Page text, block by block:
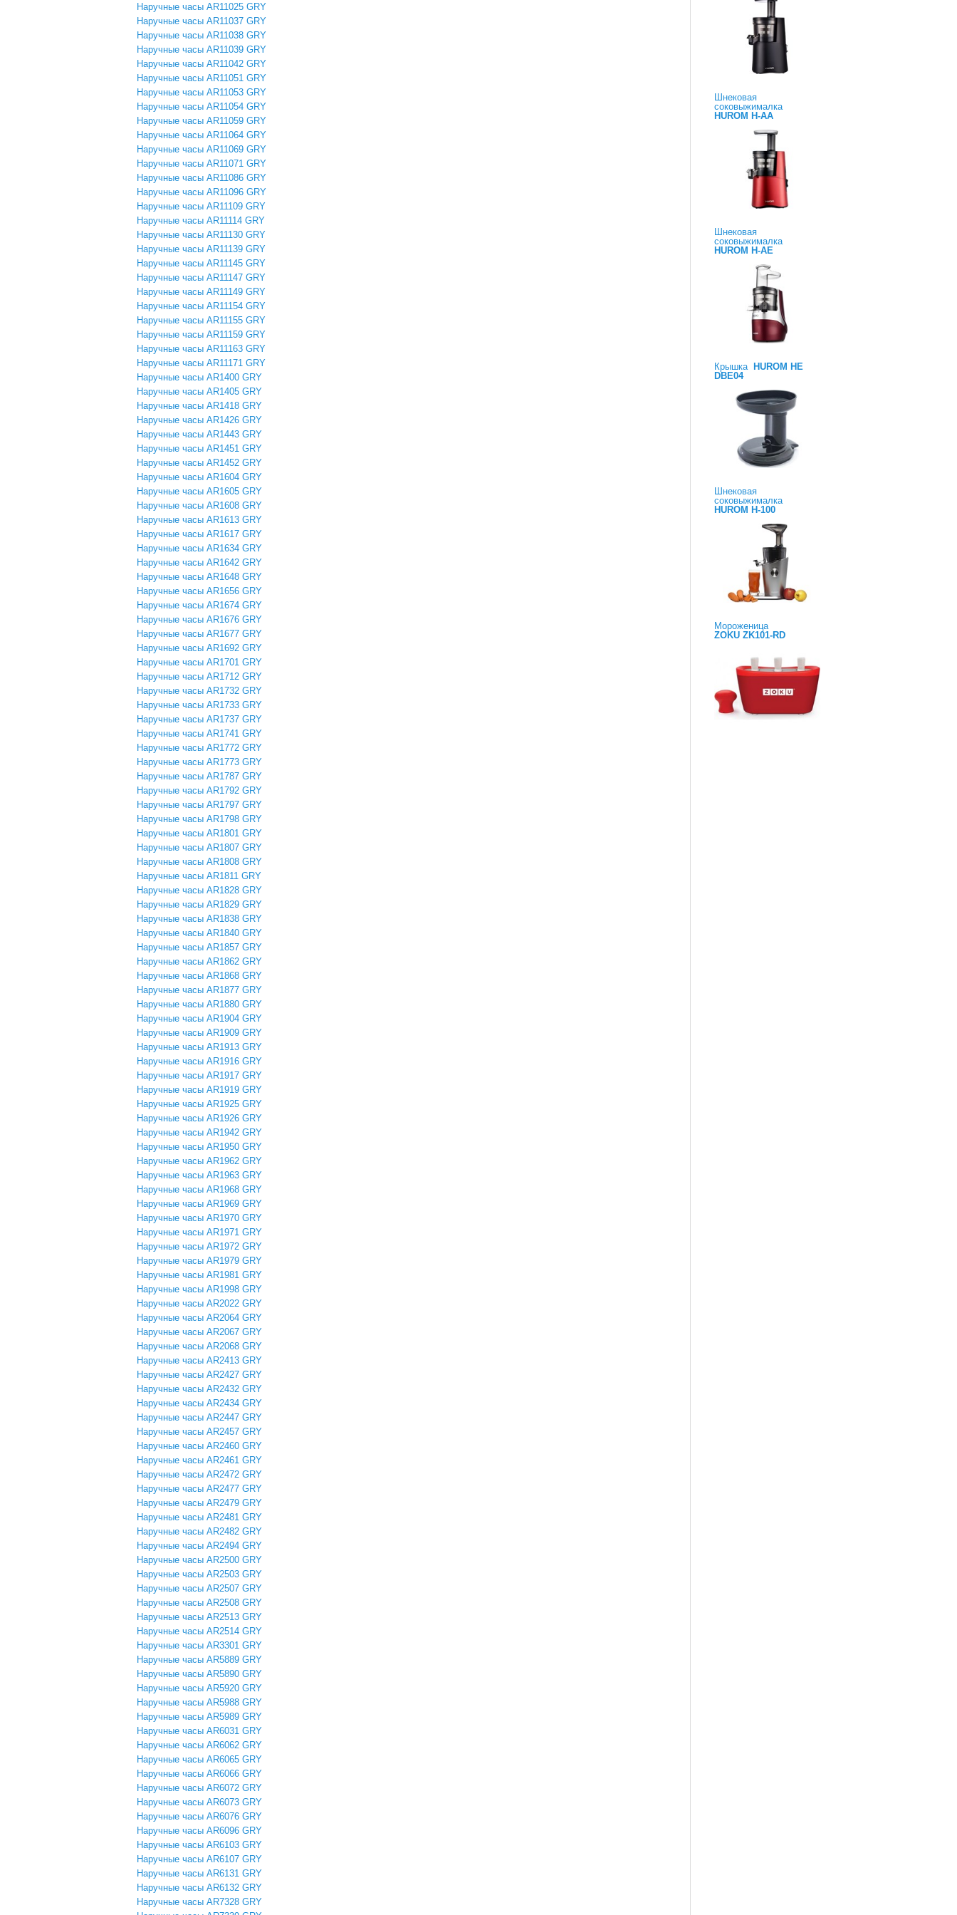
Наручные часы AR11025 GRY
Наручные часы AR11037 GRY
Наручные часы AR11038 GRY
Наручные часы AR11039 GRY
Наручные часы AR11042 GRY
Наручные часы AR11051 GRY
Наручные часы AR11053 GRY
Наручные часы AR11054 GRY
Наручные часы AR11059 GRY
Наручные часы AR11064 GRY
Наручные часы AR11069 GRY
Наручные часы AR11071 GRY
Наручные часы AR11086 GRY
Наручные часы AR11096 GRY
Наручные часы AR11109 GRY
Наручные часы AR11114 GRY
Наручные часы AR11130 GRY
Наручные часы AR11139 GRY
Наручные часы AR11145 GRY
Наручные часы AR11147 GRY
Наручные часы AR11149 GRY
Наручные часы AR11154 GRY
Наручные часы AR11155 GRY
Наручные часы AR11159 GRY
Наручные часы AR11163 GRY
Наручные часы AR11171 GRY
Наручные часы AR1400 GRY
Наручные часы AR1405 GRY
Наручные часы AR1418 GRY
Наручные часы AR1426 GRY
Наручные часы AR1443 GRY
Наручные часы AR1451 GRY
Наручные часы AR1452 GRY
Наручные часы AR1604 GRY
Наручные часы AR1605 GRY
Наручные часы AR1608 GRY
Наручные часы AR1613 GRY
Наручные часы AR1617 GRY
Наручные часы AR1634 GRY
Наручные часы AR1642 GRY
Наручные часы AR1648 GRY
Наручные часы AR1656 GRY
Наручные часы AR1674 GRY
Наручные часы AR1676 GRY
Наручные часы AR1677 GRY
Наручные часы AR1692 GRY
Наручные часы AR1701 GRY
Наручные часы AR1712 GRY
Наручные часы AR1732 GRY
Наручные часы AR1733 GRY
Наручные часы AR1737 GRY
Наручные часы AR1741 GRY
Наручные часы AR1772 GRY
Наручные часы AR1773 GRY
Наручные часы AR1787 GRY
Наручные часы AR1792 GRY
Наручные часы AR1797 GRY
Наручные часы AR1798 GRY
Наручные часы AR1801 GRY
Наручные часы AR1807 GRY
Наручные часы AR1808 GRY
Наручные часы AR1811 GRY
Наручные часы AR1828 GRY
Наручные часы AR1829 GRY
Наручные часы AR1838 GRY
Наручные часы AR1840 GRY
Наручные часы AR1857 GRY
Наручные часы AR1862 GRY
Наручные часы AR1868 GRY
Наручные часы AR1877 GRY
Наручные часы AR1880 GRY
Наручные часы AR1904 GRY
Наручные часы AR1909 GRY
Наручные часы AR1913 GRY
Наручные часы AR1916 GRY
Наручные часы AR1917 GRY
Наручные часы AR1919 GRY
Наручные часы AR1925 GRY
Наручные часы AR1926 GRY
Наручные часы AR1942 GRY
Наручные часы AR1950 GRY
Наручные часы AR1962 GRY
Наручные часы AR1963 GRY
Наручные часы AR1968 GRY
Наручные часы AR1969 GRY
Наручные часы AR1970 GRY
Наручные часы AR1971 GRY
Наручные часы AR1972 GRY
Наручные часы AR1979 GRY
Наручные часы AR1981 GRY
Наручные часы AR1998 GRY
Наручные часы AR2022 GRY
Наручные часы AR2064 GRY
Наручные часы AR2067 GRY
Наручные часы AR2068 GRY
Наручные часы AR2413 GRY
Наручные часы AR2427 GRY
Наручные часы AR2432 GRY
Наручные часы AR2434 GRY
Наручные часы AR2447 GRY
Наручные часы AR2457 GRY
Наручные часы AR2460 GRY
Наручные часы AR2461 GRY
Наручные часы AR2472 GRY
Наручные часы AR2477 GRY
Наручные часы AR2479 GRY
Наручные часы AR2481 GRY
Наручные часы AR2482 GRY
Наручные часы AR2494 GRY
Наручные часы AR2500 GRY
Наручные часы AR2503 GRY
Наручные часы AR2507 GRY
Наручные часы AR2508 GRY
Наручные часы AR2513 GRY
Наручные часы AR2514 GRY
Наручные часы AR3301 GRY
Наручные часы AR5889 GRY
Наручные часы AR5890 GRY
Наручные часы AR5920 GRY
Наручные часы AR5988 GRY
Наручные часы AR5989 GRY
Наручные часы AR6031 GRY
Наручные часы AR6062 GRY
Наручные часы AR6065 GRY
Наручные часы AR6066 GRY
Наручные часы AR6072 GRY
Наручные часы AR6073 GRY
Наручные часы AR6076 GRY
Наручные часы AR6096 GRY
Наручные часы AR6103 GRY
Наручные часы AR6107 GRY
Наручные часы AR6131 GRY
Наручные часы AR6132 GRY
Наручные часы AR7328 GRY
Шнековая
соковыжималка
HUROM H-AA
Шнековая
соковыжималка
HUROM H-AE
Крышка HUROM HE
DBE04
Шнековая
соковыжималка
HUROM H-100
Мороженица
ZOKU ZK101-RD